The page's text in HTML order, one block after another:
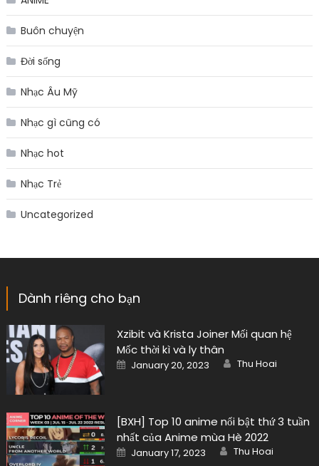
Buôn chuyện
Đời sống
Nhạc Âu Mỹ
Nhạc gì cũng có
Nhạc hot
Nhạc Trẻ
Uncategorized
Dành riêng cho bạn
Xzibit và Krista Joiner Mối quan hệ
Mốc thời kì và ly thân
Posted
on
January 20, 2023 Author
Thu Hoai
[BXH] Top 10 anime nổi bật thứ 3 tuần
nhất của Anime mùa Hè 2022
Posted
on
January 17, 2023 Author
Thu Hoai